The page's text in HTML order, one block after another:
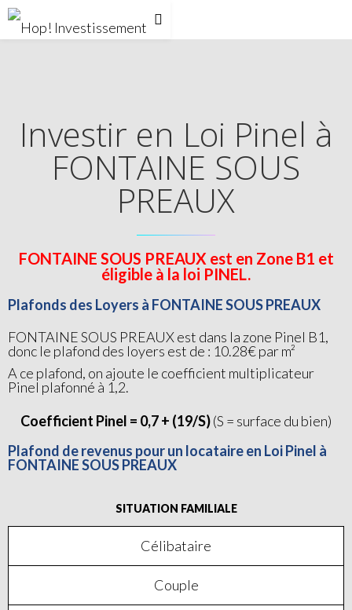
Investir en Loi Pinel à
FONTAINE SOUS
PREAUX
FONTAINE SOUS PREAUX est en Zone B1 et
éligible à la loi PINEL.
Plafonds des Loyers à FONTAINE SOUS PREAUX
FONTAINE SOUS PREAUX est dans la zone Pinel B1,
donc le plafond des loyers est de : 10.28€ par m²
A ce plafond, on ajoute le coefficient multiplicateur
Pinel plafonné à 1,2.
Coefficient Pinel = 0,7 + (19/S)(S = surface du bien)
Plafond de revenus pour un locataire en Loi Pinel à
FONTAINE SOUS PREAUX
SITUATION FAMILIALE
Célibataire
Couple